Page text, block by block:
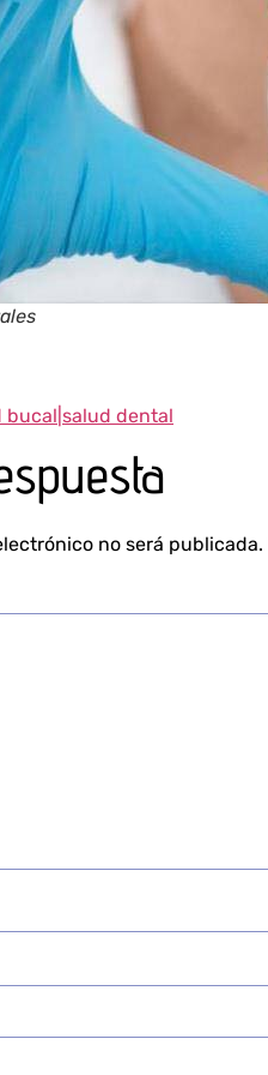
bucal|salud dental
no será publicada.